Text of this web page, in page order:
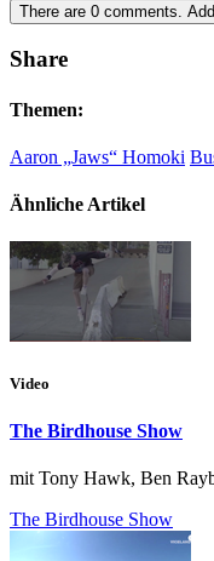
There are 0 comments.
Share
Themen:
Aaron „Jaws“ Homoki
Ähnliche Artikel
Video
The Birdhouse Show
mit Tony Hawk, Ben
The Birdhouse Show